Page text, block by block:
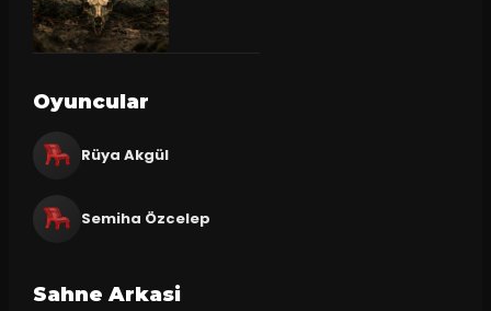
Oyuncular
Rüya Akgül
Semiha Özcelep
Sahne Arkasi